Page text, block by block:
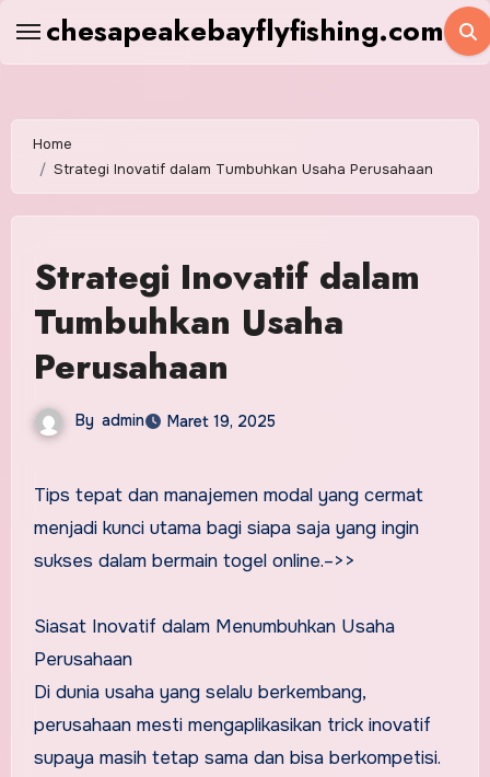
chesapeakebayflyfishing.com
Home
Strategi Inovatif dalam Tumbuhkan Usaha Perusahaan
Strategi Inovatif dalam
Tumbuhkan Usaha
Perusahaan
By admin Maret 19, 2025
Tips tepat dan manajemen modal yang cermat
menjadi kunci utama bagi siapa saja yang ingin
sukses dalam bermain togel online.–>>
Siasat Inovatif dalam Menumbuhkan Usaha
Perusahaan
Di dunia usaha yang selalu berkembang,
perusahaan mesti mengaplikasikan trick inovatif
supaya masih tetap sama dan bisa berkompetisi.